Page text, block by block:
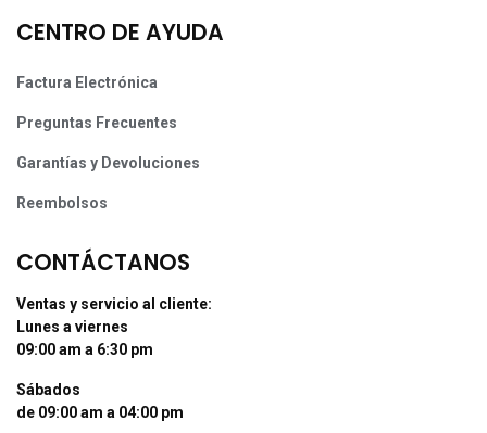
CENTRO DE AYUDA
Factura Electrónica
Preguntas Frecuentes
Garantías y Devoluciones
Reembolsos
CONTÁCTANOS
Ventas y servicio al cliente:
Lunes a viernes
09:00 am a 6:30 pm
Sábados
de 09:00 am a 04:00 pm